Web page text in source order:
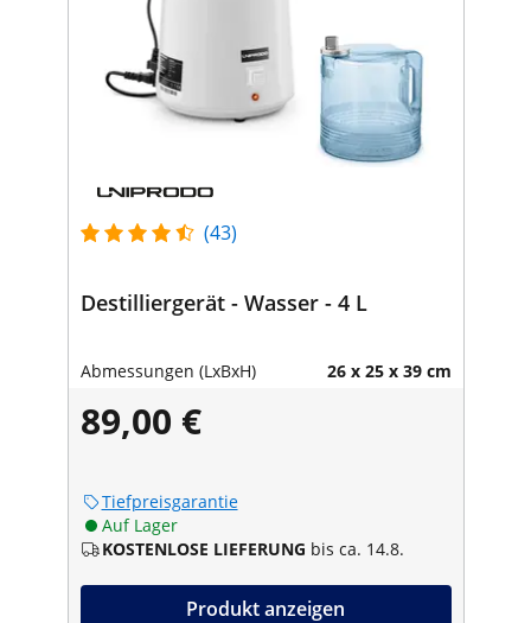
(43)
Destilliergerät - Wasser - 4 L
Abmessungen (LxBxH) 26 x 25 x 39 cm
89,00 €
Tiefpreisgarantie
Auf Lager
KOSTENLOSE LIEFERUNG bis ca. 14.8.
Produkt anzeigen